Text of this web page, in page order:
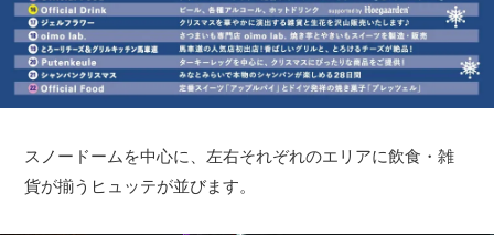
スノードームを中心に、左右それぞれのエリアに飲食・雑
貨が揃うヒュッテが並びます。